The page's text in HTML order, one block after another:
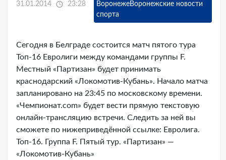
31.01.2014 23:28
ВоронежеВоронежские новости
спорта
Сегодня в Белграде состоится матч пятого тура
Топ-16 Евролиги между командами группы F.
Местный «Партизан» будет принимать
краснодарский «Локомотив-Кубань». Начало матча
запланировано на 23:45 по московскому времени.
«Чемпионат.com» будет вести прямую текстовую
онлайн-трансляцию встречи. Следить за ней вы
сможете по нижеприведённой ссылке: Евролига.
Топ-16. Группа F. Пятый тур. «Партизан» —
«Локомотив-Кубань»